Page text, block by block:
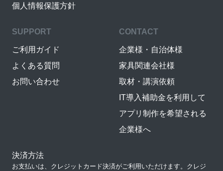
個人情報保護方針
SUPPORT
ご利用ガイド
よくある質問
お問い合わせ
CONTACT
企業様・自治体様
家具関連会社様
取材・講演依頼
IT導入補助金を利用して
アプリ制作を希望される
企業様へ
決済方法
お支払いは、クレジットカード決済がご利用いただけます。クレジ